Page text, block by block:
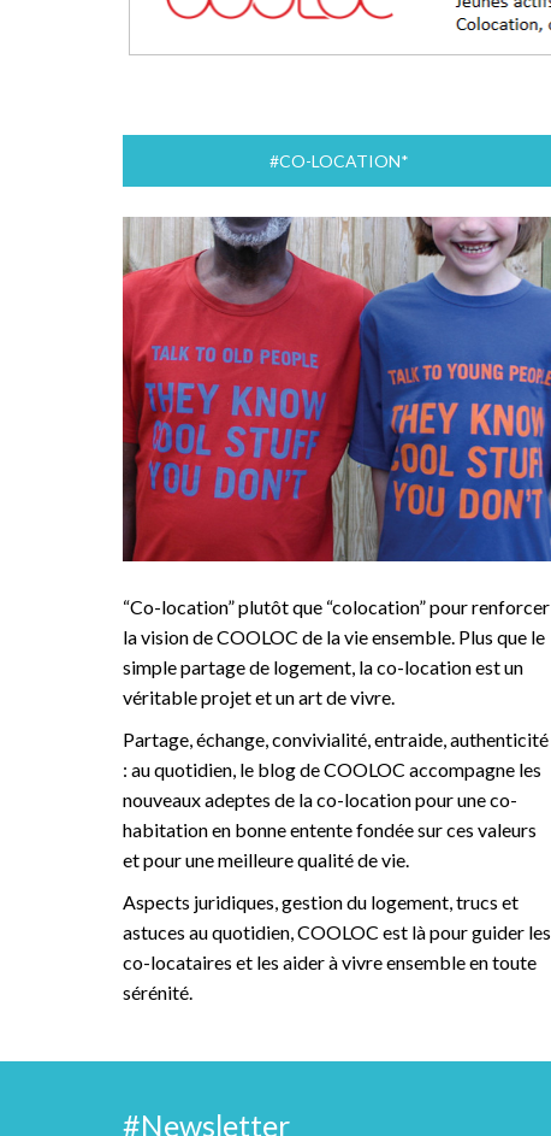
#CO-LOCATION*
“Co-location” plutôt que “colocation” pour renforcer
la vision de COOLOC de la vie ensemble. Plus que le
simple partage de logement, la co-location est un
véritable projet et un art de vivre.
Partage, échange, convivialité, entraide, authenticité
: au quotidien, le blog de COOLOC accompagne les
nouveaux adeptes de la co-location pour une co-
habitation en bonne entente fondée sur ces valeurs
et pour une meilleure qualité de vie.
Aspects juridiques, gestion du logement, trucs et
astuces au quotidien, COOLOC est là pour guider les
co-locataires et les aider à vivre ensemble en toute
sérénité.
#Newsletter